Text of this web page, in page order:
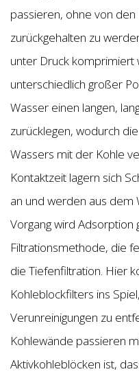
passieren, ohne von
zurückgehalten zu
unter Druck komprimiert
unterschiedlich großer
Wasser einen langen,
zurücklegen, wodurch
Wassers mit der Kohle
Kontaktzeit lagern sich
an und werden aus dem
Vorgang wird Adsorption
Filtrationsmethode, die
die Tiefenfiltration. Hier
Kohleblockfilters ins
Verunreinigungen zu
Kohlewände passieren
Aktivkohleblöcken ist,